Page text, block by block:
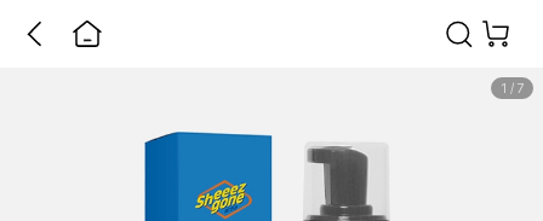
1 / 7